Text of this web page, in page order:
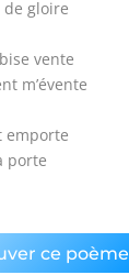
de gloire
vente
m’évente
emporte
porte
ce poème